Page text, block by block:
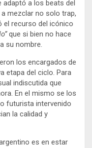
adaptó a los beats del
mezclar no solo trap,
el recurso del icónico
que si bien no hace
su nombre.
los encargados de
etapa del ciclo. Para
indiscutida que
En el mismo se los
futurista intervenido
la calidad y
es en estar